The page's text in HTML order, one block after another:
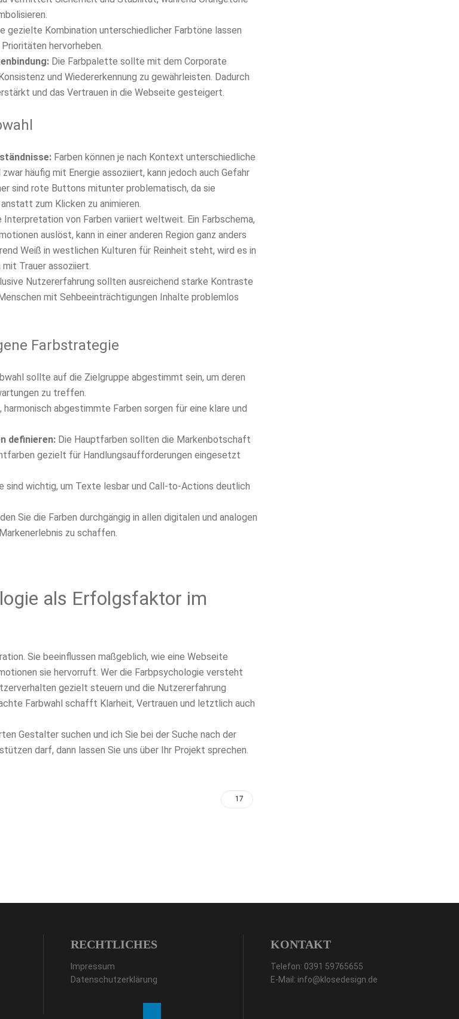
gezielte Kombination unterschiedlicher Farbtöne lassen
hervorheben.
Die Farbpalette sollte mit dem Corporate
und Wiedererkennung zu gewährleisten. Dadurch
und das Vertrauen in die Webseite gesteigert.
Farben können je nach Kontext unterschiedliche
häufig mit Energie assoziiert, kann jedoch auch Gefahr
sind rote Buttons mitunter problematisch, da sie
zum Klicken zu animieren.
Interpretation von Farben variiert weltweit. Ein Farbschema,
auslöst, kann in einer anderen Region ganz anders
Weiß in westlichen Kulturen für Reinheit steht, wird es in
Trauer assoziiert.
Nutzererfahrung sollten ausreichend starke Kontraste
mit Sehbeeinträchtigungen Inhalte problemlos
Farbstrategie
sollte auf die Zielgruppe abgestimmt sein, um deren
zu treffen.
harmonisch abgestimmte Farben sorgen für eine klare und
definieren: Die Hauptfarben sollten die Markenbotschaft
gezielt für Handlungsaufforderungen eingesetzt
sind wichtig, um Texte lesbar und Call-to-Actions deutlich
Sie die Farben durchgängig in allen digitalen und analogen
zu schaffen.
als Erfolgsfaktor im
Sie beeinflussen maßgeblich, wie eine Webseite
sie hervorruft. Wer die Farbpsychologie versteht
gezielt steuern und die Nutzererfahrung
Farbwahl schafft Klarheit, Vertrauen und letztlich auch
Gestalter suchen und ich Sie bei der Suche nach der
darf, dann lassen Sie uns über Ihr Projekt sprechen.
17
RECHTLICHES
Impressum
Datenschutzerklärung
KONTAKT
Telefon: 0391 59765655
E-Mail: info@klosedesign.de